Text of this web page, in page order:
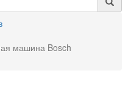
машина Bosch